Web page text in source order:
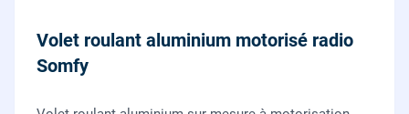
Volet roulant aluminium motorisé radio
Somfy